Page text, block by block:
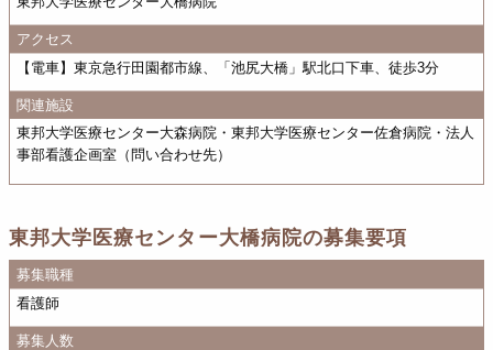
アクセス
【電車】東京急行田園都市線、「池尻大橋」駅北口下車、徒歩3分
関連施設
東邦大学医療センター大森病院・東邦大学医療センター佐倉病院・法人
事部看護企画室（問い合わせ先）
東邦大学医療センター大橋病院の募集要項
募集職種
看護師
募集人数